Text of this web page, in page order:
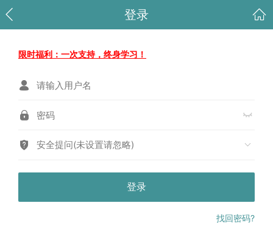
登录
限时福利：一次支持，终身学习！
安全提问(未设置请忽略)
登录
找回密码?